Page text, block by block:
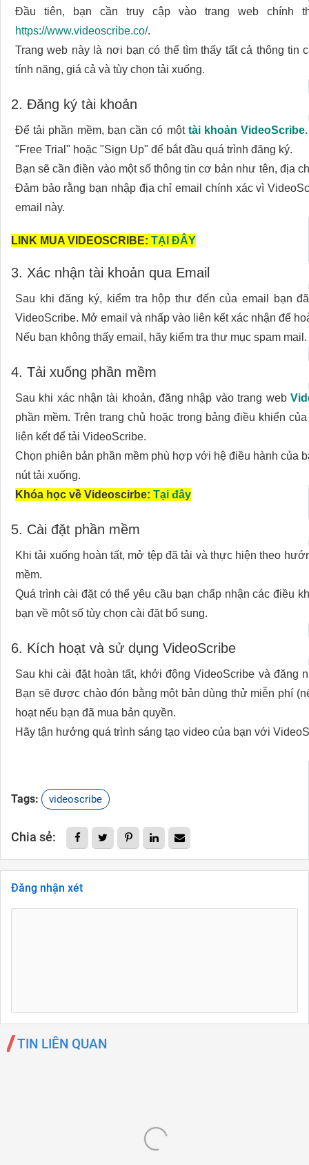
Đầu tiên, bạn cần truy cập vào trang web chính
https://www.videoscribe.co/.
Trang web này là nơi bạn có thể tìm thấy tất cả thông tin
tính năng, giá cả và tùy chọn tải xuống.
2. Đăng ký tài khoản
Để tải phần mềm, bạn cần có một tài khoản VideoScribe.
"Free Trial" hoặc "Sign Up" để bắt đầu quá trình đăng ký.
Bạn sẽ cần điền vào một số thông tin cơ bản như tên, địa
Đảm bảo rằng bạn nhập địa chỉ email chính xác vì
email này.
LINK MUA VIDEOSCRIBE: TẠI ĐÂY
3. Xác nhận tài khoản qua Email
Sau khi đăng ký, kiểm tra hộp thư đến của email bạn
VideoScribe. Mở email và nhấp vào liên kết xác nhận để
Nếu bạn không thấy email, hãy kiểm tra thư mục spam mail.
4. Tải xuống phần mềm
Sau khi xác nhận tài khoản, đăng nhập vào trang web
phần mềm. Trên trang chủ hoặc trong bảng điều khiển
liên kết để tải VideoScribe.
Chọn phiên bản phần mềm phù hợp với hệ điều hành của
nút tải xuống.
Khóa học về Videoscirbe: Tại đây
5. Cài đặt phần mềm
Khi tải xuống hoàn tất, mở tệp đã tải và thực hiện theo
mềm.
Quá trình cài đặt có thể yêu cầu bạn chấp nhận các điều
bạn về một số tùy chọn cài đặt bổ sung.
6. Kích hoạt và sử dụng VideoScribe
Sau khi cài đặt hoàn tất, khởi động VideoScribe và đăng
Bạn sẽ được chào đón bằng một bản dùng thử miễn phí
hoạt nếu bạn đã mua bản quyền.
Hãy tận hưởng quá trình sáng tạo video của bạn với
Tags: videoscribe
Chia sẻ:
Đăng nhận xét
TIN LIÊN QUAN